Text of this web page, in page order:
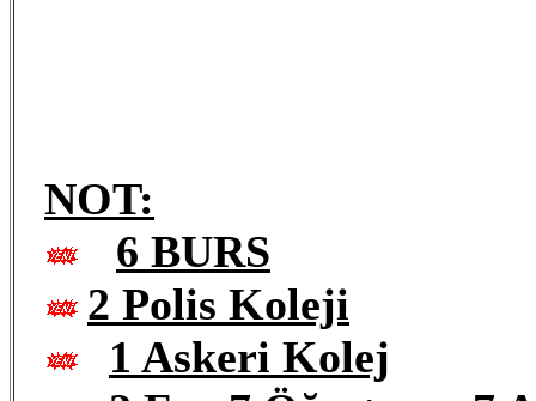
NOT:
6 BURS
2 Polis Koleji
1 Askeri Kolej